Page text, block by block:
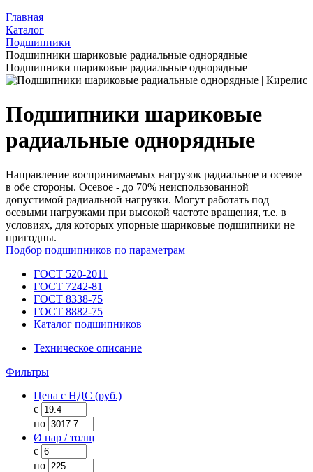
Главная
Каталог
Подшипники
Подшипники шариковые радиальные однорядные
Подшипники шариковые радиальные однорядные
Подшипники шариковые
радиальные однорядные
Направление воспринимаемых нагрузок радиальное и осевое
в обе стороны. Осевое - до 70% неиспользованной
допустимой радиальной нагрузки. Могут работать под
осевыми нагрузками при высокой частоте вращения, т.е. в
условиях, для которых упорные шариковые подшипники не
пригодны.
Подбор подшипников по параметрам
ГОСТ 520-2011
ГОСТ 7242-81
ГОСТ 8338-75
ГОСТ 8882-75
Каталог подшипников
Техническое описание
Фильтры
Цена с НДС (руб.)
с
по
Ø нар / толщ
с
по